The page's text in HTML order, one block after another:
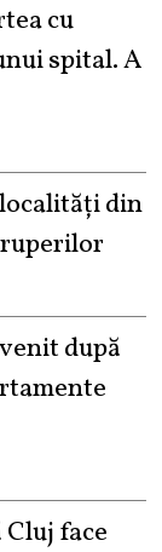
cu
spital. A
din
după
face